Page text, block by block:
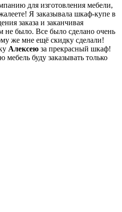
для изготовления мебели,
Я заказывала шкаф-купе в
заказа и заканчивая
не было. Все было сделано очень
же мне ещё скидку сделали!
Алексею за прекрасный шкаф!
мебель буду заказывать только